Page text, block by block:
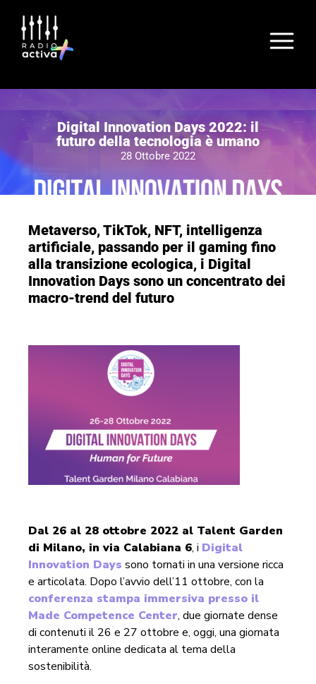
Digital Innovation Days 2022: il
futuro della tecnologia è umano
28 Ottobre 2022
Metaverso, TikTok, NFT, intelligenza
artificiale, passando per il gaming fino
alla transizione ecologica, i Digital
Innovation Days sono un concentrato dei
macro-trend del futuro
Dal 26 al 28 ottobre 2022 al Talent Garden
di Milano, in via Calabiana 6, i Digital
Innovation Days sono tornati in una versione ricca
e articolata. Dopo l’avvio dell’11 ottobre, con la
conferenza stampa immersiva presso il
Made Competence Center, due giornate dense
di contenuti il 26 e 27 ottobre e, oggi, una giornata
interamente online dedicata al tema della
sostenibilità.